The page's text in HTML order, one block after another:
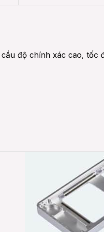
độ chính xác cao, tốc